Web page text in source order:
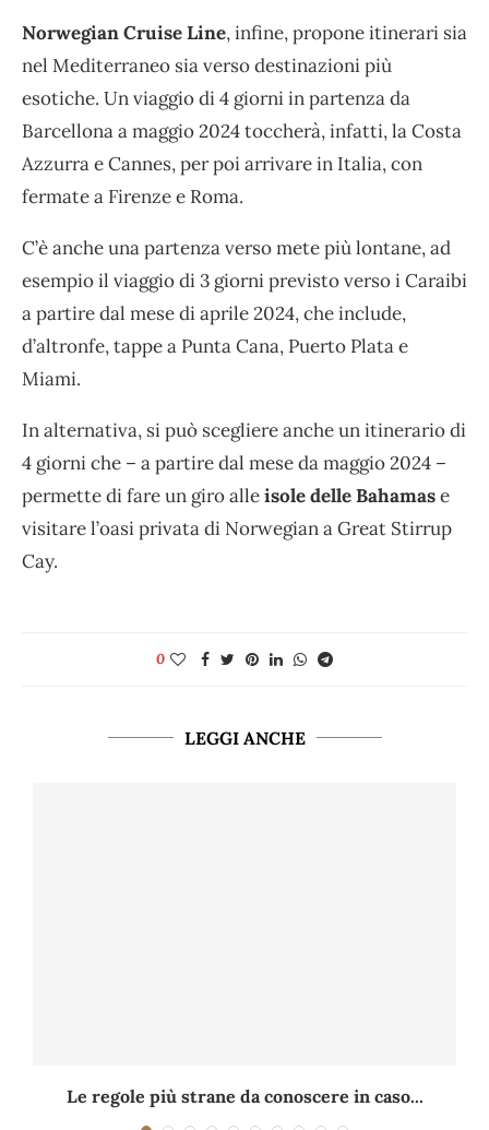
Norwegian Cruise Line, infine, propone itinerari sia
nel Mediterraneo sia verso destinazioni più
esotiche. Un viaggio di 4 giorni in partenza da
Barcellona a maggio 2024 toccherà, infatti, la Costa
Azzurra e Cannes, per poi arrivare in Italia, con
fermate a Firenze e Roma.
C’è anche una partenza verso mete più lontane, ad
esempio il viaggio di 3 giorni previsto verso i Caraibi
a partire dal mese di aprile 2024, che include,
d’altronfe, tappe a Punta Cana, Puerto Plata e
Miami.
In alternativa, si può scegliere anche un itinerario di
4 giorni che – a partire dal mese da maggio 2024 –
permette di fare un giro alleisole delle Bahamase
visitare l’oasi privata di Norwegian a Great Stirrup
Cay.
0
LEGGI ANCHE
Le regole più strane da conoscere in caso...